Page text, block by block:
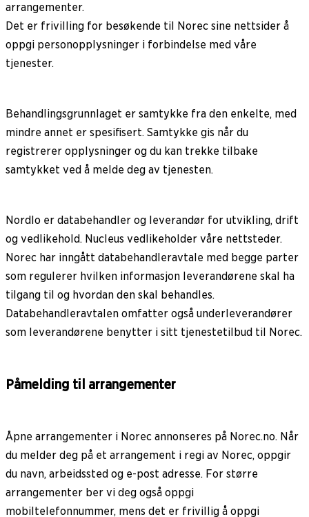
arrangementer.
Det er frivilling for besøkende til Norec sine nettsider å
oppgi personopplysninger i forbindelse med våre
tjenester.
Behandlingsgrunnlaget er samtykke fra den enkelte, med
mindre annet er spesifisert. Samtykke gis når du
registrerer opplysninger og du kan trekke tilbake
samtykket ved å melde deg av tjenesten.
Nordlo er databehandler og leverandør for utvikling, drift
og vedlikehold. Nucleus vedlikeholder våre nettsteder.
Norec har inngått databehandleravtale med begge parter
som regulerer hvilken informasjon leverandørene skal ha
tilgang til og hvordan den skal behandles.
Databehandleravtalen omfatter også underleverandører
som leverandørene benytter i sitt tjenestetilbud til Norec.
Påmelding til arrangementer
Åpne arrangementer i Norec annonseres på Norec.no. Når
du melder deg på et arrangement i regi av Norec, oppgir
du navn, arbeidssted og e-post adresse. For større
arrangementer ber vi deg også oppgi
mobiltelefonnummer, mens det er frivillig å oppgi